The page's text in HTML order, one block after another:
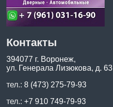
Контакты
394077 г. Воронеж,
ул. Генерала Лизюкова, д. 63
тел.:8 (473) 275-79-93
тел.:+7 910 749-79-93